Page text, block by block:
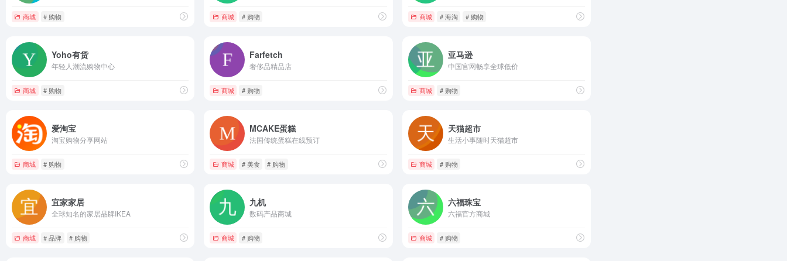
商城 # 购物 商城 # 购物 商城 # 海淘 # 购物
Yoho有货
年轻人潮流购物中心
商城 # 购物
Farfetch
奢侈品精品店
商城 # 购物
亚马逊
中国官网畅享全球低价
商城 # 购物
爱淘宝
淘宝购物分享网站
商城 # 购物
MCAKE蛋糕
法国传统蛋糕在线预订
商城 # 美食 # 购物
天猫超市
生活小事随时天猫超市
商城 # 购物
宜家家居
全球知名的家居品牌IKEA
商城 # 品牌 # 购物
九机
数码产品商城
商城 # 购物
六福珠宝
六福官方商城
商城 # 购物